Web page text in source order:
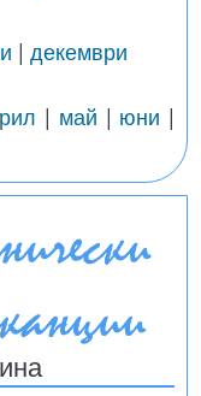
| декември
| май | юни |